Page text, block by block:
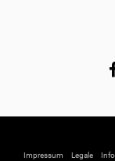
Impressum Legale